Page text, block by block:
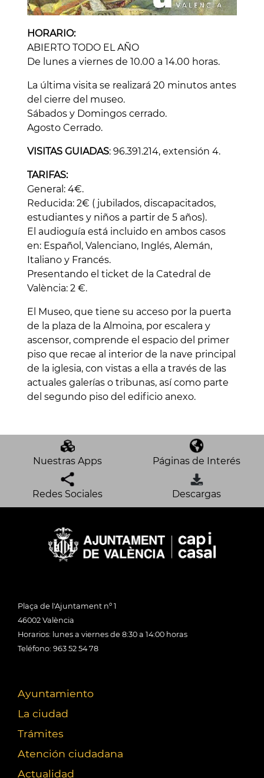
HORARIO:
ABIERTO TODO EL AÑO
De lunes a viernes de 10.00 a 14.00 horas.
La última visita se realizará 20 minutos antes
del cierre del museo.
Sábados y Domingos cerrado.
Agosto Cerrado.
VISITAS GUIADAS: 96.391.214, extensión 4.
TARIFAS:
General: 4€.
Reducida: 2€ ( jubilados, discapacitados,
estudiantes y niños a partir de 5 años).
El audioguía está incluido en ambos casos
en: Español, Valenciano, Inglés, Alemán,
Italiano y Francés.
Presentando el ticket de la Catedral de
València: 2 €.
El Museo, que tiene su acceso por la puerta
de la plaza de la Almoina, por escalera y
ascensor, comprende el espacio del primer
piso que recae al interior de la nave principal
de la iglesia, con vistas a ella a través de las
actuales galerías o tribunas, así como parte
del segundo piso del edificio anexo.
Nuestras Apps Páginas de Interés
Redes Sociales Descargas
Plaça de l'Ajuntament nº 1
46002 València
Horarios: lunes a viernes de 8:30 a 14:00 horas
Teléfono: 963 52 54 78
Ayuntamiento
La ciudad
Trámites
Atención ciudadana
Actualidad